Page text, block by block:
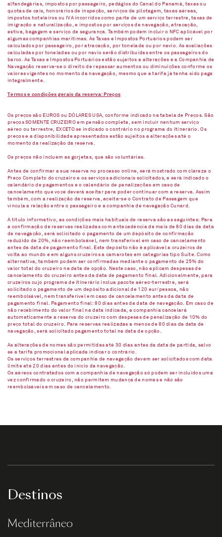
alfandegárias, impostos por passageiro, pedágios do Canal do Panamá, taxas ou
quotas de cais, honorários de inspeção, serviços de pilotagem, taxas aéreas,
impostos hoteleiros ou IVA incorridos como parte de um serviço terrestre, taxas de
imigração e naturalização, e impostos por serviços de navegação, atracação,
estiva, bagagem e serviço de segurança. Também podem incluir o NFC aplicável por
algumas companhias marítimas. As Taxas e Impostos Portuários podem ser
calculados por passageiro, por atracação, por tonelada ou por navio. As avaliações
calculadas por toneladas ou por navio serão distribuídas entre os passageiros do
barco. As Taxas e Impostos Portuários estão sujeitos a alterações e a Companhia de
Navegação reserva-se o direito de repassar aumentos ou diminuições conforme os
valores vigentes no momento da navegação, mesmo que a tarifa já tenha sido paga
integralmente.
Termos e condições gerais da reserva: Preços
Os preços são EUROS ou DÓLARES USA, conforme indicado na tabela de Preços. São
preços SOMENTE CRUZEIRO em pensão completa, sem incluir nenhum serviço
aéreo ou terrestre, EXCETO se indicado o contrário no programa do itinerário. Os
preços e a disponibilidade apresentados estão sujeitos a alterações até o
momento da realização da reserva.
Os preços não incluem as gorjetas, que são voluntárias.
Antes de confirmar a sua reserva no processo online, será mostrado com clareza o
Preço Completo do cruzeiro e os serviços adicionais solicitados, e será indicado o
calendário de pagamentos e o calendário de penalizações em caso de
cancelamento que você deverá aceitar para poder continuar com a reserva. Assim
também, com a realização da reserva, aceita-se o Contrato de Passagem que
vincula a relação entre o passageiro e a companhia de navegação Cunard.
A título informativo, as condições mais habituais de reserva são as seguintes: Para
a confirmação de reservas realizadas com antecedência de mais de 80 dias da data
de navegação, será solicitado o pagamento de um depósito de confirmação
reduzido de 20%, não reembolsável, nem transferível em caso de cancelamento
antes da data de pagamento final. Este depósito não é aplicável a cruzeiros de
volta ao mundo e em alguns cruzeiros a camarotes em categorias tipo Suíte. Como
alternativa, também podem ser confirmadas mediante o pagamento de 25% do
valor total do cruzeiro na data de opção. Neste caso, não aplicam despesas de
cancelamento do cruzeiro antes da data de pagamento final. Adicionalmente, para
cruzeiros cujo programa de itinerário inclua pacote aéreo-terrestre, será
solicitado o pagamento de um depósito adicional de 120 eur/pessoa, não
reembolsável, nem transferível em caso de cancelamento antes da data de
pagamento final. Pagamento final: 80 dias antes da data de navegação. Em caso de
não recebimento do valor final na data indicada, a companhia cancelará
automaticamente a reserva do cruzeiro com despesas de penalização de 10% do
preço total do cruzeiro. Para reservas realizadas a menos de 80 dias da data de
navegação, será solicitado pagamento total na data de opção.
As alterações de nomes são permitidas até 30 dias antes da data de partida, salvo
se a tarifa promocional aplicada indicar o contrário.
Os serviços terrestres da companhia de navegação devem ser solicitados com data
limite até 20 dias antes do início da navegação.
Os aéreos contratados com a companhia de navegação só podem ser incluídos uma
vez confirmado o cruzeiro, não permitem mudança de nomes e não são
reembolsáveis em caso de cancelamento.​
Destinos
Mediterrâneo